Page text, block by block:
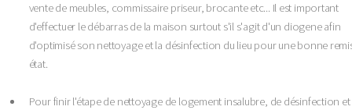
vente de meubles, commissaire priseur, brocante etc... Il est important
d'effectuer le débarras de la maison surtout s'il s'agit d'un diogene afin
d'optimisé son nettoyage et la désinfection du lieu pour une bonne
état.
Pour finir l'étape de nettoyage de logement insalubre, de désinfection